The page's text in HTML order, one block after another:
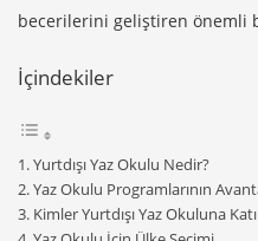
becerilerini geliştiren önemli
İçindekiler
Yurtdışı Yaz Okulu Nedir?
Yaz Okulu Programlarının
Kimler Yurtdışı Yaz Okuluna